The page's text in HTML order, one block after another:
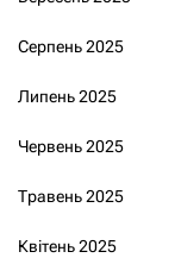
Серпень 2025
Липень 2025
Червень 2025
Травень 2025
Квітень 2025